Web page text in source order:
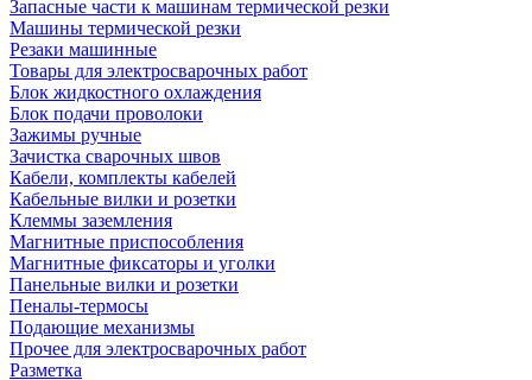
Запасные части к машинам термической резки
Машины термической резки
Резаки машинные
Товары для электросварочных работ
Блок жидкостного охлаждения
Блок подачи проволоки
Зажимы ручные
Зачистка сварочных швов
Кабели, комплекты кабелей
Кабельные вилки и розетки
Клеммы заземления
Магнитные приспособления
Магнитные фиксаторы и уголки
Панельные вилки и розетки
Пеналы-термосы
Подающие механизмы
Прочее для электросварочных работ
Разметка